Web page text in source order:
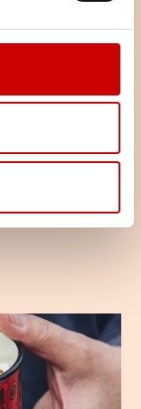
Haluaisitko jutella
kanssa?
omista
Kuka vaan voi